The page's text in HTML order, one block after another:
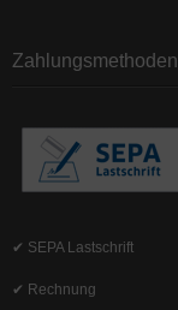
Zahlungsmethoden
✔ SEPA Lastschrift
✔ Rechnung